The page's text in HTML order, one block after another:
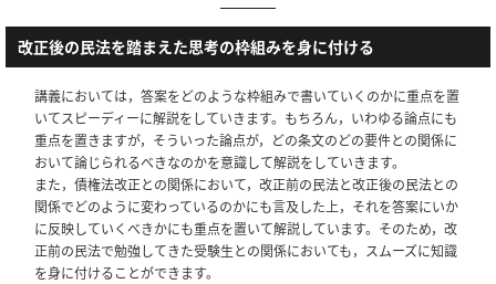
改正後の民法を踏まえた思考の枠組みを身に付ける
講義においては，答案をどのような枠組みで書いていくのかに重点を置
いてスピーディーに解説をしていきます。もちろん，いわゆる論点にも
重点を置きますが，そういった論点が，どの条文のどの要件との関係に
おいて論じられるべきなのかを意識して解説をしていきます。
また，債権法改正との関係において，改正前の民法と改正後の民法との
関係でどのように変わっているのかにも言及した上，それを答案にいか
に反映していくべきかにも重点を置いて解説しています。そのため，改
正前の民法で勉強してきた受験生との関係においても，スムーズに知識
を身に付けることができます。